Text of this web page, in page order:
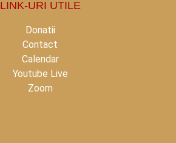
LINK-URI UTILE
Donatii
Contact
Calendar
Youtube Live
Zoom